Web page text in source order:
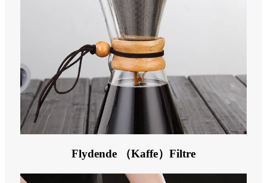
Flydende （Kaffe）Filtre